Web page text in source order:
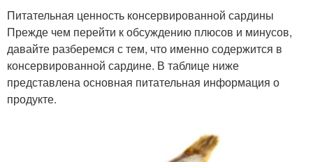
Питательная ценность консервированной сардины
Прежде чем перейти к обсуждению плюсов и минусов,
давайте разберемся с тем, что именно содержится в
консервированной сардине. В таблице ниже
представлена основная питательная информация о
продукте.